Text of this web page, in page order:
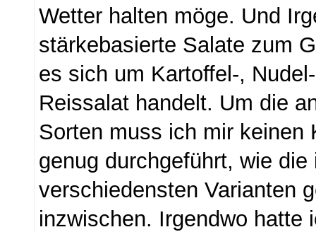
Wetter halten möge. Und
stärkebasierte Salate zum
es sich um Kartoffel-,
Reissalat handelt. Um die
Sorten muss ich mir keinen
genug durchgeführt, wie die
verschiedensten Varianten
inzwischen. Irgendwo hatte